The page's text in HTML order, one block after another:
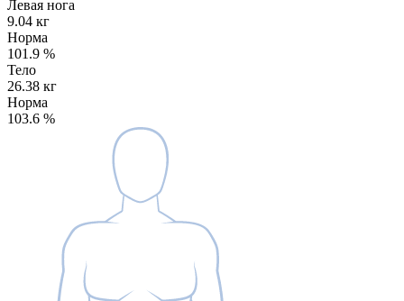
Левая нога
9.04 кг
Норма
101.9 %
Тело
26.38 кг
Норма
103.6 %